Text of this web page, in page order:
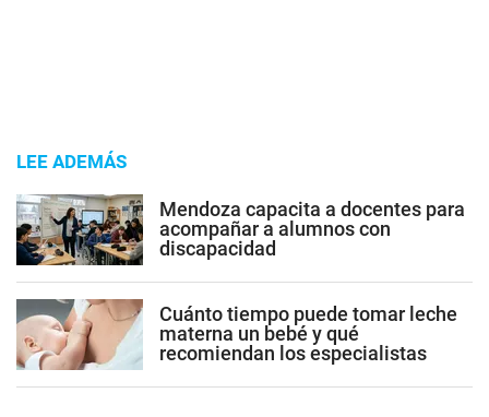
LEE ADEMÁS
Mendoza capacita a docentes para
acompañar a alumnos con
discapacidad
Cuánto tiempo puede tomar leche
materna un bebé y qué
recomiendan los especialistas